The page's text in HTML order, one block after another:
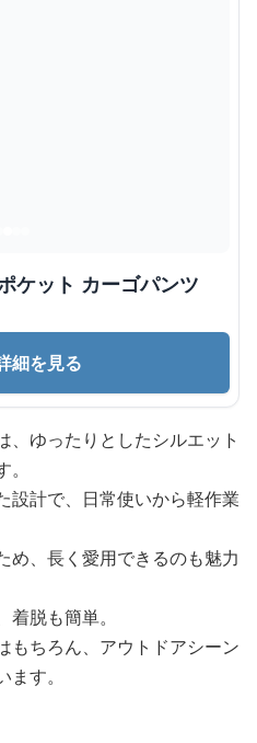
ケット カーゴパンツ
細を見る
、ゆったりとしたシルエット
設計で、日常使いから軽作業
め、長く愛用できるのも魅力
脱も簡単。
もちろん、アウトドアシーン
す。